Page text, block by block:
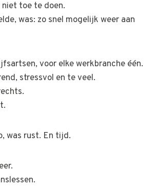
niet toe te doen.
was: zo snel mogelijk weer aan
voor elke werkbranche één.
stressvol en te veel.
was rust. En tijd.